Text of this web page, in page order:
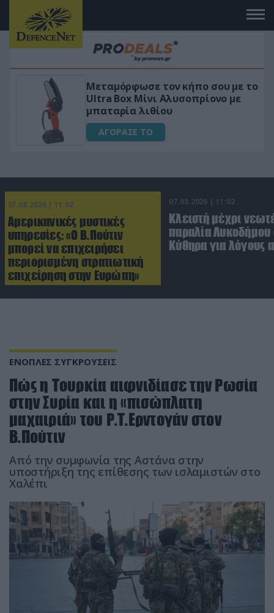
τον κήπο σου με το
Μίνι Αλυσοπρίονο με
λιθίου
«Μαγική»
για
07.08.2026 | 11:02
Αμερικανικές μυστικές
υπηρεσίες: «Ο Β.Πούτιν
μπορεί να επιχειρήσει
περιορισμένη στρατιωτική
επιχείρηση στην Ευρώπη»
07.08.2026 | 11:02
Κλειστή μέχρι
παραλία Λυκοδήμου
Κύθηρα για λόγους
ΕΝΟΠΛΕΣ ΣΥΓΚΡΟΥΣΕΙΣ
Πώς η Τουρκία αιφνιδίασε την Ρωσία
στην Συρία και η «πισώπλατη
μαχαιριά» του Ρ.Τ.Ερντογάν στον
Β.Πούτιν
Από την συμφωνία της Αστάνα στην
υποστήριξη της επίθεσης των ισλαμιστών στο
Χαλέπι